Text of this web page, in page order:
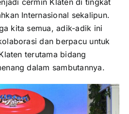
cermin Klaten di tingkat
Internasional sekalipun.
kita semua, adik-adik ini
dan berpacu untuk
terutama bidang
dalam sambutannya.